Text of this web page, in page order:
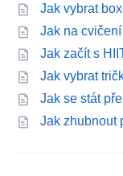
Jak vybrat
Jak na
Jak začít s
Jak vybrat
Jak se stát
Jak zhubnout